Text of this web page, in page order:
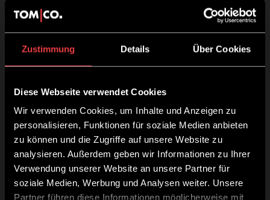
Zustimmung Details Über Cookies
Diese Webseite verwendet Cookies
Wir verwenden Cookies, um Inhalte und Anzeigen zu
personalisieren, Funktionen für soziale Medien anbieten
zu können und die Zugriffe auf unsere Website zu
analysieren. Außerdem geben wir Informationen zu Ihrer
Verwendung unserer Website an unsere Partner für
soziale Medien, Werbung und Analysen weiter. Unsere
Partner führen diese Informationen möglicherweise mit
eine*n Qualified Stylist*in.
Sende uns Deine Bewerbungsunterlagen mit
Lebenslauf und Anschreiben aninfo@tomco.de
Master StylistInnen (M/W/D) -
Heidelberg